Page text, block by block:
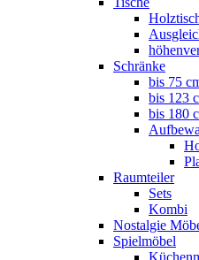
Schränke
bis 75
bis 123
bis 180
Raumteiler
Sets
Kombi
Nostalgie
Spielmöbel